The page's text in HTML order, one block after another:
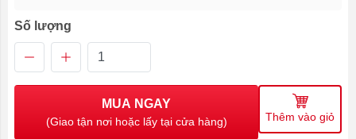
Số lượng
MUA NGAY
(Giao tận nơi hoặc lấy tại cửa hàng) Thêm vào giỏ